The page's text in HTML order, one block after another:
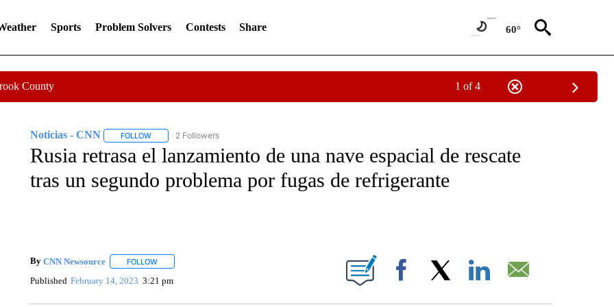
Sports Problem Solvers Contests Share 60°
County 1 of 4
Noticias - CNN FOLLOWFOLLOW "NOTICIAS - CNN" TO RECEIVE NOTIFICATIONS ABOUT NEW PAGES ON "NOTICIAS - CNN".
2 Followers
Rusia retrasa el lanzamiento de una nave espacial de rescate
tras un segundo problema por fugas de refrigerante
By CNN Newsource FOLLOWFOLLOW "" TO RECEIVE NOTIFICATIONS ABOUT NEW PAGES ON "".
Published February 14, 2023 3:21 pm Facebook